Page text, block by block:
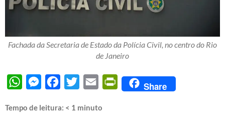
Fachada da Secretaria de Estado da Polícia Civil, no centro do Rio
de Janeiro
WhatsAppMessengerFacebook
Twitter Email PrintFriendly
Share
Tempo de leitura: < 1 minuto